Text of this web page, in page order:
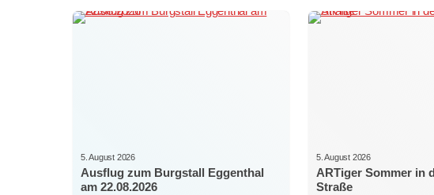
5. August 2026
Ausflug zum Burgstall Eggenthal
am 22.08.2026
5. August 2026
ARTiger Sommer in
Straße